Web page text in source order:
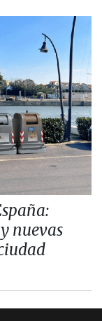
nuevas